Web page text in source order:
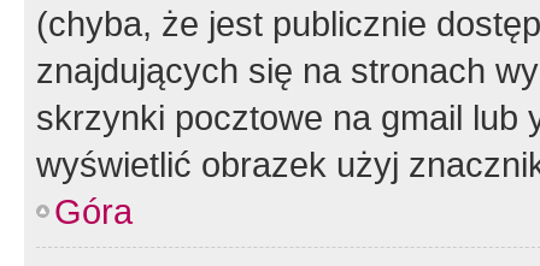
(chyba, że jest publicznie
znajdujących się na stronach
skrzynki pocztowe na gmail lub
wyświetlić obrazek użyj
Góra